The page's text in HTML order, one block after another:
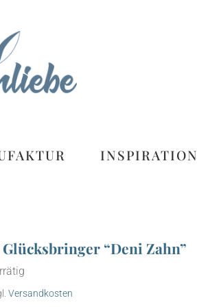
INSPIRATION
“Deni Zahn”
Versandkosten